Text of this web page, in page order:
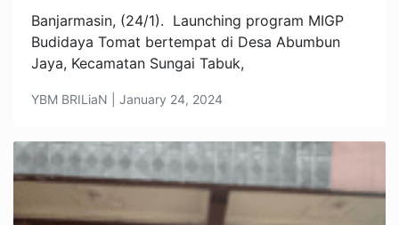
Banjarmasin, (24/1). Launching program MIGP
Budidaya Tomat bertempat di Desa Abumbun
Jaya, Kecamatan Sungai Tabuk,
YBM BRILiaN | January 24, 2024